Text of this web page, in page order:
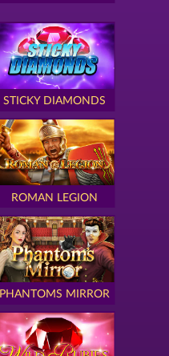
STICKY DIAMONDS
ROMAN LEGION
PHANTOMS MIRROR